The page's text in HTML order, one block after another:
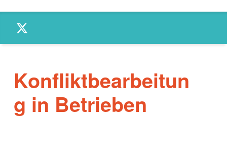
PAG –
GESUNDHEIT
Twitter
Konfliktbearbeitun
g in Betrieben